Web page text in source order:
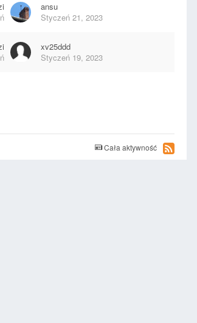
ansu
Styczeń 21, 2023
xv25ddd
Styczeń 19, 2023
Cała aktywność